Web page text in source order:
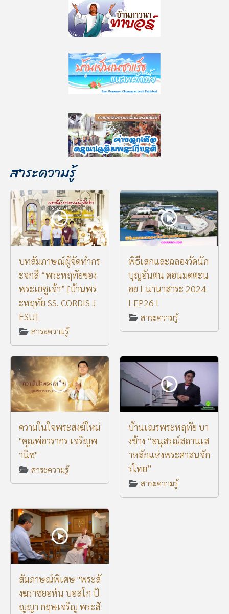
สาระความรู้
บทสัมภาษณ์ผู้จัดทำกร
ะจกสี “พระหฤทัยของ
พระเยซูเจ้า” [บ้านพร
ะหฤทัย SS. CORDIS J
ESU]
สาระความรู้
พิธีเสกและฉลองวัดนัก
บุญอันตน ดอนมดตะน
อย l นานาสาระ 2024
l EP26 l
สาระความรู้
ความในใจพระสงฆ์ใหม่
"คุณพ่อวรากร เจริญพ
านิช"
สาระความรู้
บ้านเณรพระหฤทัย บา
งช้าง “อนุสรณ์สถานเส
าหลักแห่งพระศาสนจัก
รไทย”
สาระความรู้
สัมภาษณ์พิเศษ "พระสั
งฆราชยอห์น บอสโก ปั
ญญา กฤษเจริญ พระสั